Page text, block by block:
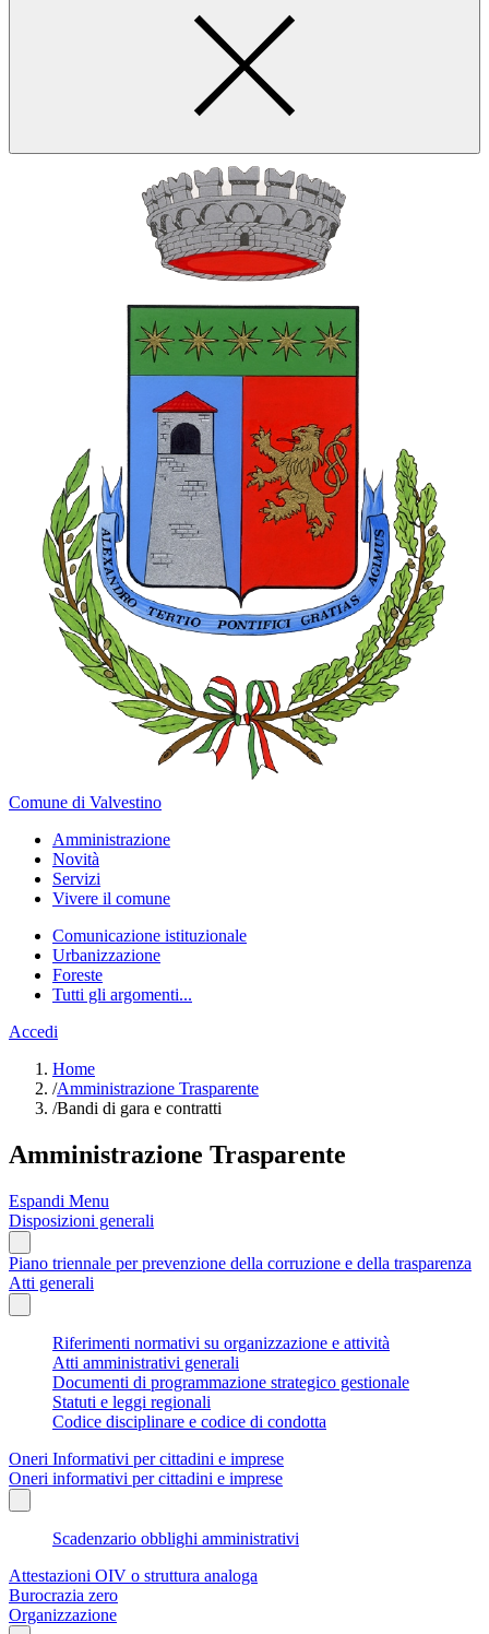
Comune di Valvestino
Amministrazione
Novità
Servizi
Vivere il comune
Comunicazione istituzionale
Urbanizzazione
Foreste
Tutti gli argomenti...
Accedi
Home
/Amministrazione Trasparente
/Bandi di gara e contratti
Amministrazione Trasparente
Espandi Menu
Disposizioni generali
Piano triennale per prevenzione della corruzione e della trasparenza
Atti generali
Riferimenti normativi su organizzazione e attività
Atti amministrativi generali
Documenti di programmazione strategico gestionale
Statuti e leggi regionali
Codice disciplinare e codice di condotta
Oneri Informativi per cittadini e imprese
Oneri informativi per cittadini e imprese
Scadenzario obblighi amministrativi
Attestazioni OIV o struttura analoga
Burocrazia zero
Organizzazione